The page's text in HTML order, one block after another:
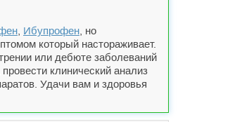
Ибупрофен , но
который настораживает.
или дебюте заболеваний
клинический анализ
Удачи вам и здоровья